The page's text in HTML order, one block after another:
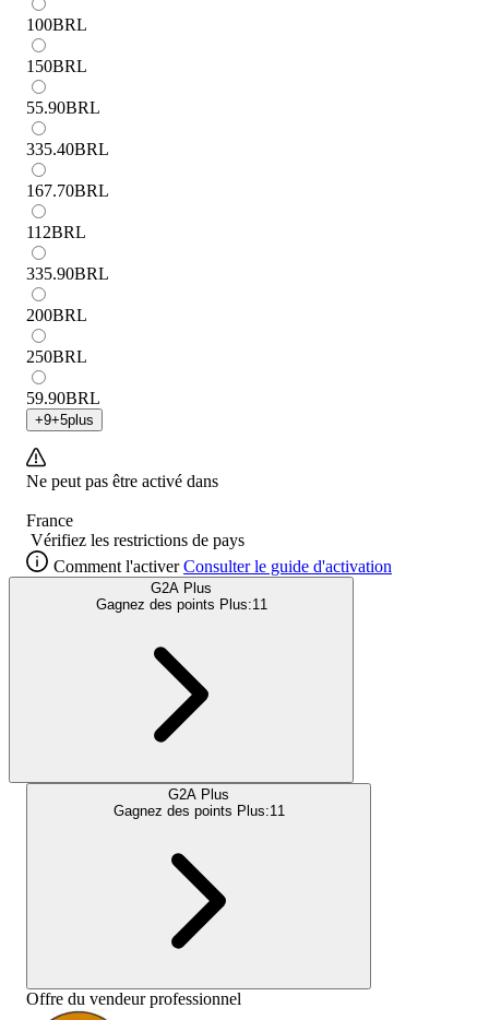
100BRL
150BRL
55.90BRL
335.40BRL
167.70BRL
112BRL
335.90BRL
200BRL
250BRL
59.90BRL
+9+5plus
Ne peut pas être activé dans
France
Vérifiez les restrictions de pays
Comment l'activer Consulter le guide d'activation
G2A Plus
Gagnez des points Plus:11
G2A Plus
Gagnez des points Plus:11
Offre du vendeur professionnel